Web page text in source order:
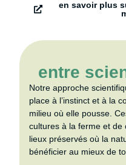
en savoir plus
entre
Notre approche
place à l’instinct et à la
milieu où elle pousse.
cultures à la ferme et de
lieux préservés où la
bénéficier au mieux de